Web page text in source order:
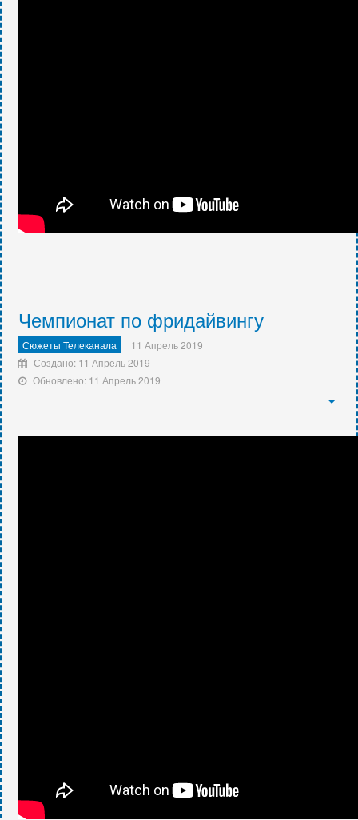
Чемпионат по фридайвингу
Сюжеты Телеканала
11 Апрель 2019
Создано: 11 Апрель 2019
Обновлено: 11 Апрель 2019